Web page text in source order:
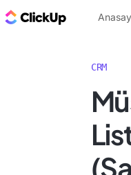
ClickUp
CRM